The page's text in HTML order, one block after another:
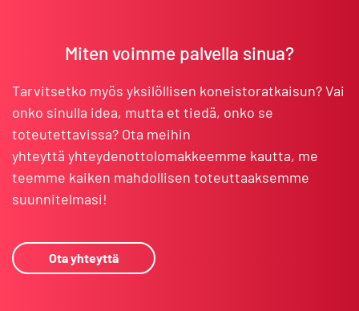
Miten voimme palvella sinua?
Tarvitsetko myös yksilöllisen koneistoratkaisun? Vai
onko sinulla idea, mutta et tiedä, onko se
toteutettavissa? Ota meihin
yhteyttä yhteydenottolomakkeemme kautta, me
teemme kaiken mahdollisen toteuttaaksemme
suunnitelmasi!
Ota yhteyttä